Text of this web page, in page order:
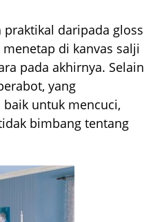
daripada gloss
di kanvas salji
pada akhirnya. Selain
yang
untuk mencuci,
bimbang tentang